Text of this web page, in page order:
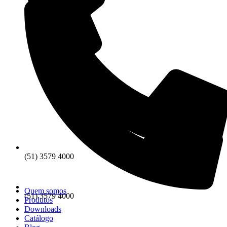
(51) 3579 4000
(51) 3579 4000
Quem somos
Produtos
Downloads
Catálogo